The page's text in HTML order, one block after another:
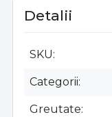
Detalii
SKU
Categorii
Greutate